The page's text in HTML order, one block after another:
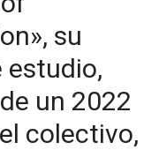
su
estudio,
un 2022
colectivo,